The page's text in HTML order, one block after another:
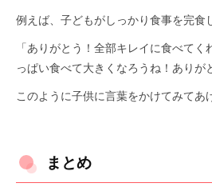
例えば、子どもがしっかり食事を完食
「ありがとう！全部キレイに食べて
っぱい食べて大きくなろうね！ありが
このように子供に言葉をかけてみてあ
まとめ